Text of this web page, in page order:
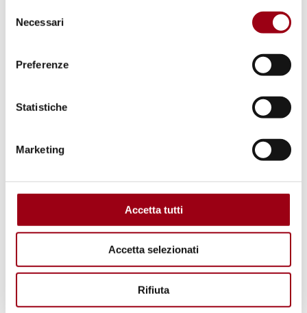
delNecessari
Preferenze
Statistiche
Marketing
Accetta tutti
Accetta selezionati
Rifiuta
Pacchetto allargamento 2010
NAZIONI UNITE / ONU